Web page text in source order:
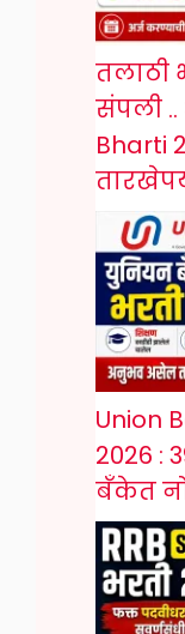
तलाठी
संपली ..
Bharti
Union
2026 :
बँकेत